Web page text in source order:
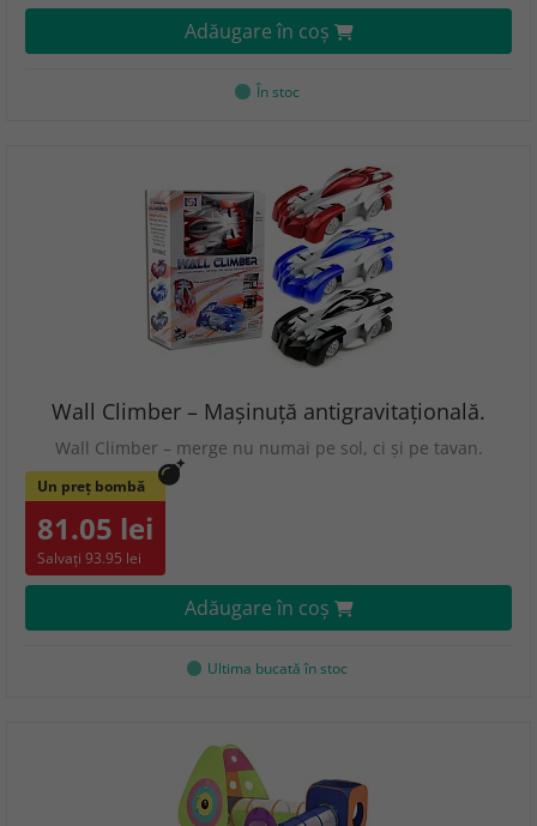
Adăugare în coş
În stoc
Wall Climber – Maşinuţă antigravitaţională.
Wall Climber – merge nu numai pe sol, ci şi pe tavan.
Un preț bombă
81.05 lei
Salvați 93.95 lei
Adăugare în coş
Ultima bucată în stoc